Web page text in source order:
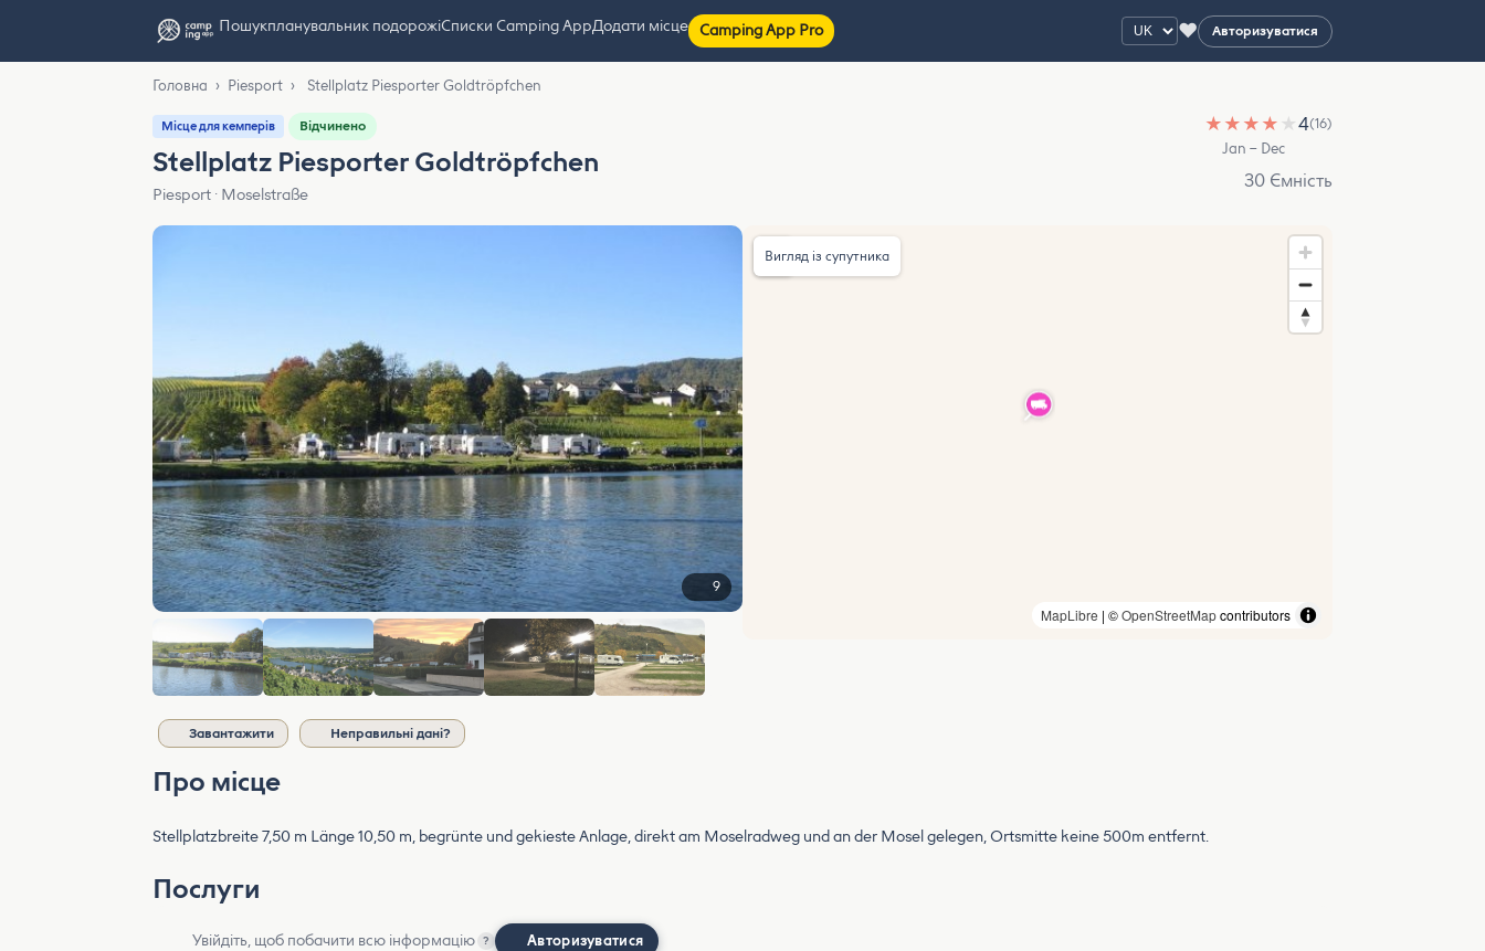
Пошукпланувальник подорожіСписки Camping AppДодати місце Camping App Pro ♥ Авторизуватися
Головна › Piesport › Stellplatz Piesporter Goldtröpfchen
Місце для кемперів Відчинено
Stellplatz Piesporter Goldtröpfchen
Piesport · Moselstraße
★ ★ ★ ★ ★4(16)
Jan – Dec
30 Ємність
9
MapLibre | ©OpenStreetMapcontributors
Вигляд із супутника
Завантажити Неправильні дані?
Про місце
Stellplatzbreite 7,50 m Länge 10,50 m, begrünte und gekieste Anlage, direkt am Moselradweg und an der Mosel gelegen, Ortsmitte keine 500m entfernt.
Послуги
Увійдіть, щоб побачити всю інформацію ? Авторизуватися